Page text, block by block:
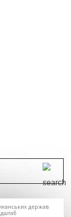
держав